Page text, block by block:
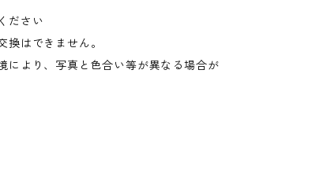
ださい
換はできません。
により、写真と色合い等が異なる場合が